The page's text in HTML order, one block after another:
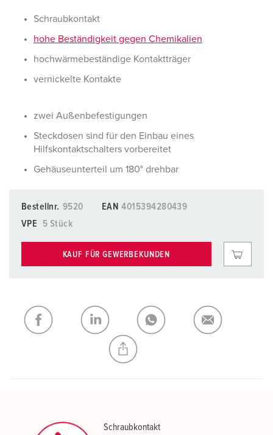
Schraubkontakt
hohe Beständigkeit gegen Chemikalien
hochwärmebeständige Kontaktträger
vernickelte Kontakte
zwei Außenbefestigungen
Steckdosen sind für den Einbau eines
Hilfskontaktschalters vorbereitet
Gehäuseunterteil um 180° drehbar
Bestellnr. 9520 EAN 4015394280439
VPE
5 Stück
KAUF FÜR GEWERBEKUNDEN
Schraubkontakt